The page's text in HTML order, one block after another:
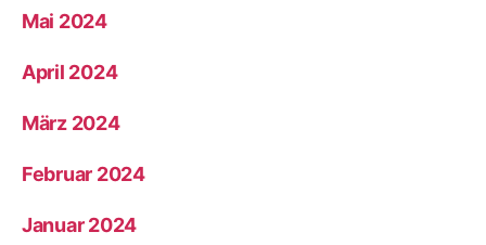
Mai 2024
April 2024
März 2024
Februar 2024
Januar 2024